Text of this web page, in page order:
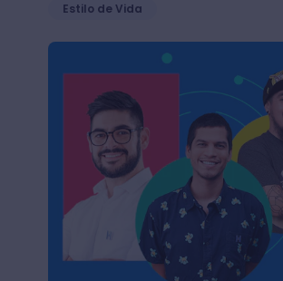
Estilo de Vida
3 cursos para diseñadores,